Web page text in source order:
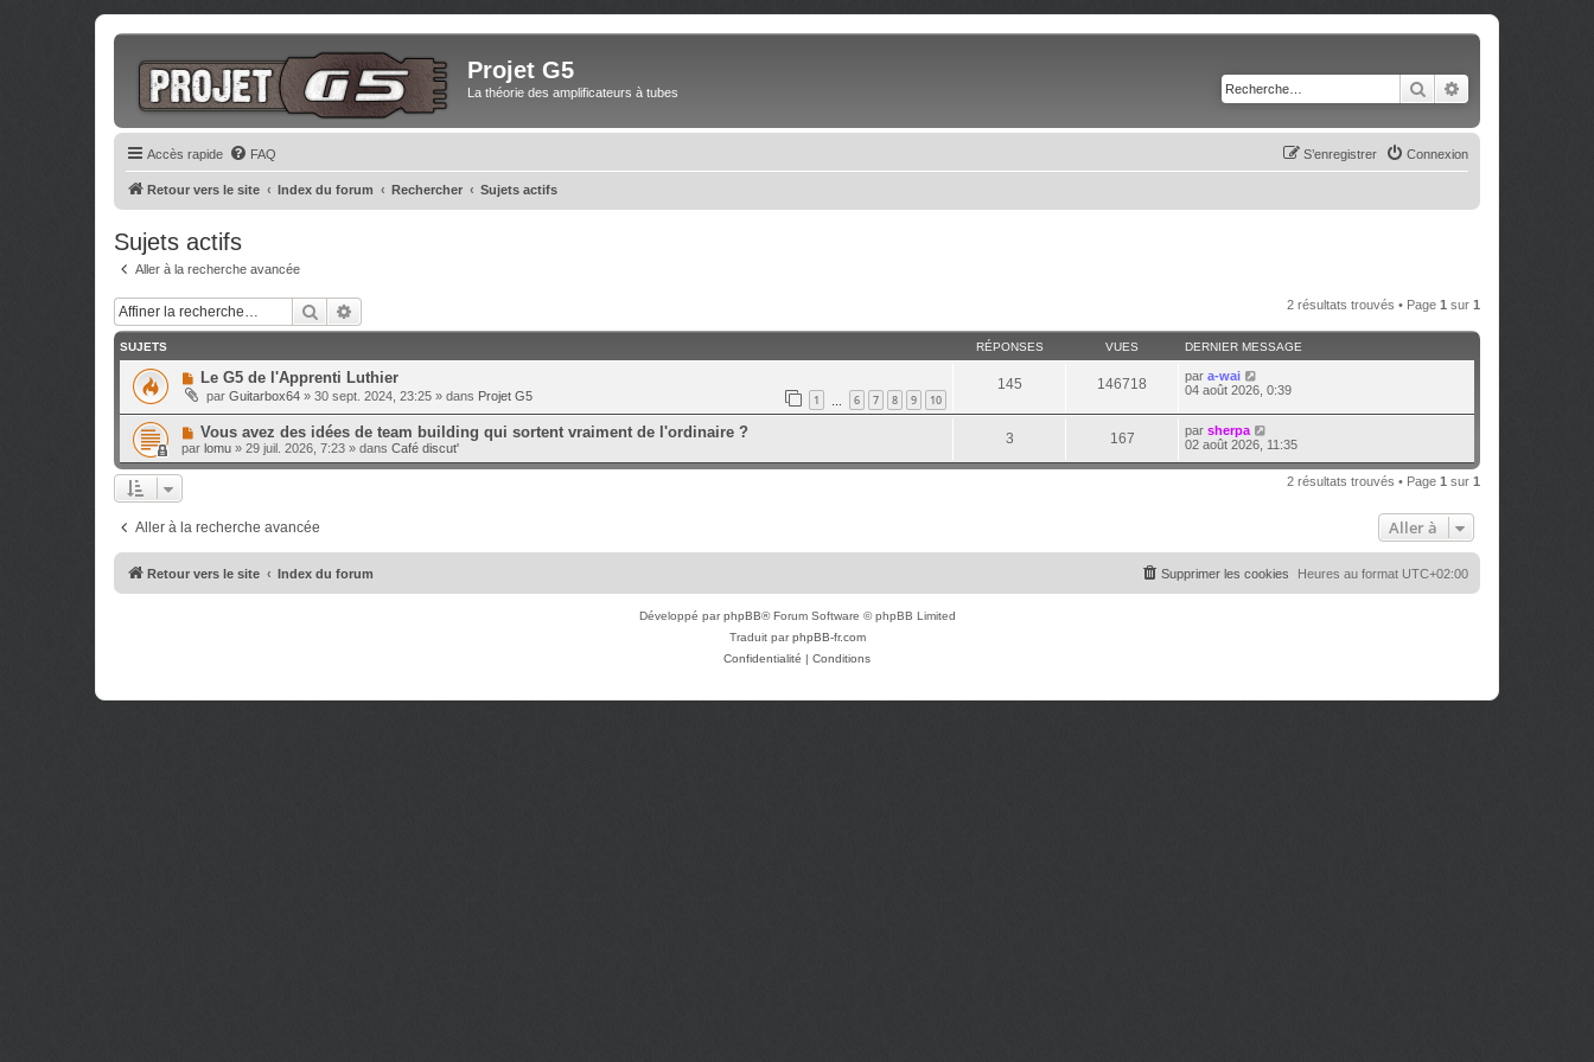
Projet G5
La théorie des amplificateurs à tubes Rechercher
Accès rapide FAQ Connexion
S’enregistrer
Retour vers le site Index du forum Rechercher Sujets actifs
Sujets actifs
Aller à la recherche avancée
Rechercher 2 résultats trouvés • Page 1 sur 1
SUJETS RÉPONSES VUES DERNIER MESSAGE
N
u
v
e
a
u
m
a
Le G5 de l'Apprenti Luthier
par Guitarbox64 » 30 sept. 2024, 23:25 » dans Projet G5 1 6 7 8 9 10
145 146718 par a-wai
04 août 2026, 0:39
N
o
u
v
m
s
s
Vous avez des idées de team building qui sortent vraiment de l'ordinaire ?
par lomu » 29 juil. 2026, 7:23 » dans Café discut'
3 167 par sherpa
02 août 2026, 11:35
2 résultats trouvés • Page 1 sur 1
Aller à la recherche avancée Aller à
Retour vers le site Index du forum Heures au format UTC+02:00
Supprimer les cookies
Développé parphpBB® Forum Software © phpBB Limited
Traduit parphpBB-fr.com
Confidentialité | Conditions